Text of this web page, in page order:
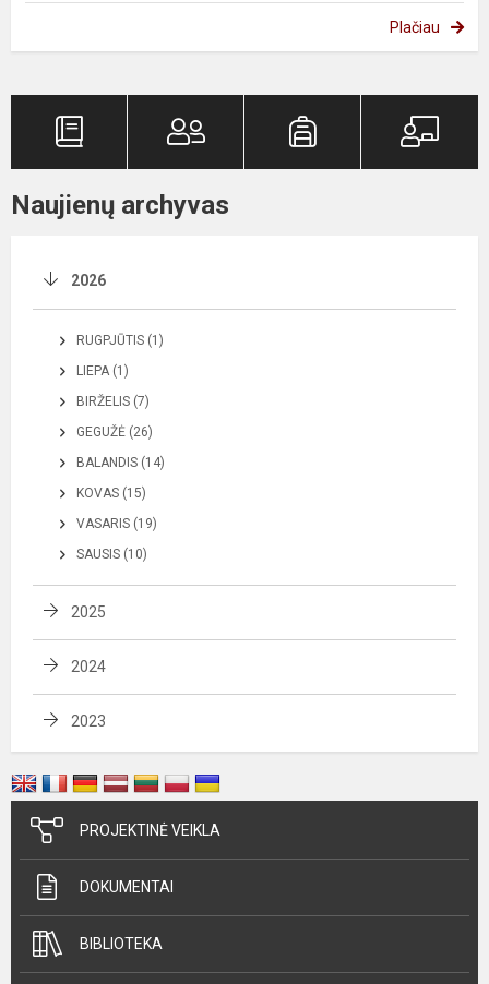
Plačiau
Naujienų archyvas
2026
RUGPJŪTIS (1)
LIEPA (1)
BIRŽELIS (7)
GEGUŽĖ (26)
BALANDIS (14)
KOVAS (15)
VASARIS (19)
SAUSIS (10)
2025
2024
2023
PROJEKTINĖ VEIKLA
DOKUMENTAI
BIBLIOTEKA